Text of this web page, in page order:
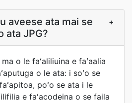
aveese ata mai se
ata JPG?
+
o le faʻaliliuina e faʻaalia
o le ata: i soʻo se
poʻo se ata i le
e faʻacodeina o se faila